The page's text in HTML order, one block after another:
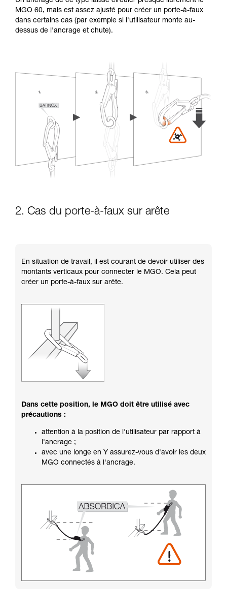
MGO 60, mais est assez ajusté pour créer un porte-à-faux
dans certains cas (par exemple si l'utilisateur monte au-
dessus de l'ancrage et chute).
2. Cas du porte-à-faux sur arête
En situation de travail, il est courant de devoir utiliser des
montants verticaux pour connecter le MGO. Cela peut
créer un porte-à-faux sur arête.
Dans cette position, le MGO doit être utilisé avec
précautions :
attention à la position de l'utilisateur par rapport à
l'ancrage ;
avec une longe en Y assurez-vous d'avoir les deux
MGO connectés à l'ancrage.